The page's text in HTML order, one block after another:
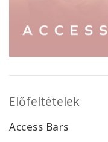
Előfeltételek
Access Bars